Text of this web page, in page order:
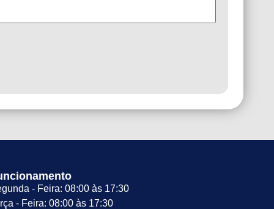
- Feira: 08:00 às 17:30
- Feira: 08:00 às 17:30